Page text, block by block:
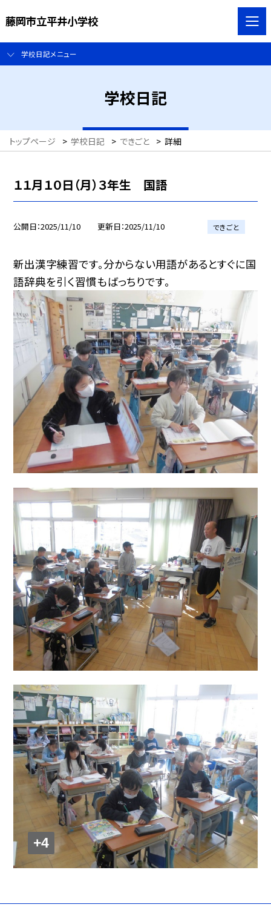
藤岡市立平井小学校
学校日記メニュー
学校日記
トップページ > 学校日記 > できごと > 詳細
１１月１０日（月）３年生 国語
公開日 2025/11/10 更新日 2025/11/10 できごと
新出漢字練習です。分からない用語があるとすぐに国
語辞典を引く習慣もばっちりです。
+4